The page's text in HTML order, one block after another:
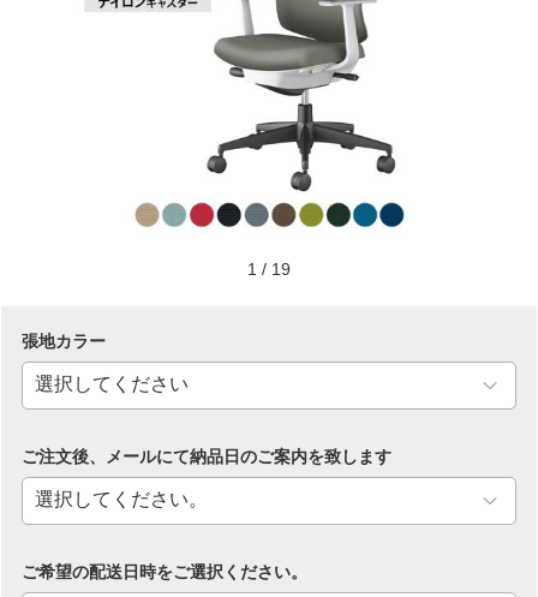
1 / 19
張地カラー
ご注文後、メールにて納品日のご案内を致します
ご希望の配送日時をご選択ください。